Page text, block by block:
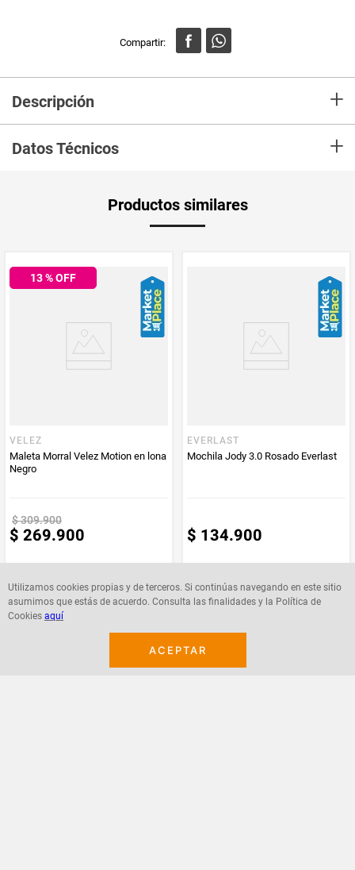
Utilizamos cookies propias y de terceros. Si continúas navegando en este sitio
asumimos que estás de acuerdo. Consulta las finalidades y la Política de
Cookies aquí
ACEPTAR
Descripción +
principal con cremallera para accesorios es ideal para las llaves, el dni y el
teléfono móvil. Ligera y a la moda. Dimensiones: 20cm x 14cm x 5cm.
Datos Técnicos +
entrega
Everlast
Productos similares
13% OFF
VELEZ
Maleta Morral Velez Motion en lona
Negro
$309.900
$ 269.900
EVERLAST
Mochila Jody 3.0 Rosado Everlast
$ 134.900